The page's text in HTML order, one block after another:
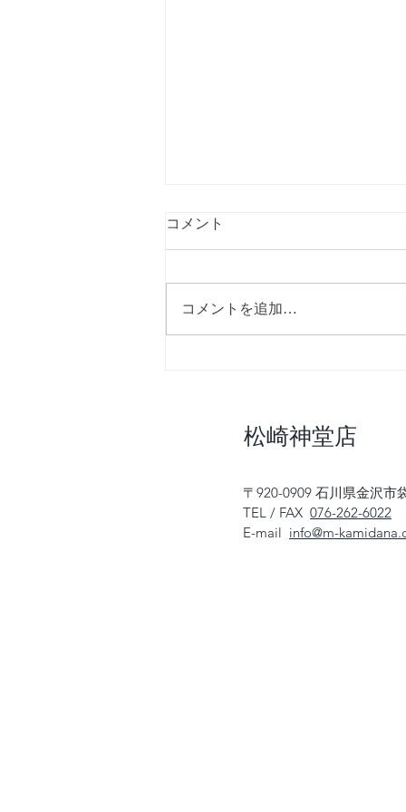
コメント
コメントを追加…
​松崎神堂店
〒920-0909 石川県金沢市
TEL / FAX 076-262-6022
E-mail info@m-